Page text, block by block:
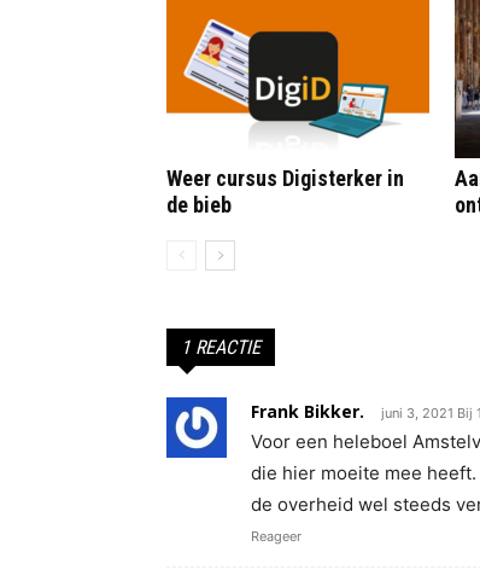
Weer cursus Digisterker in
de bieb
1 REACTIE
Frank Bikker. juni 3, 2021 Bij
Voor een heleboel
die hier moeite mee
de overheid wel steeds
Reageer